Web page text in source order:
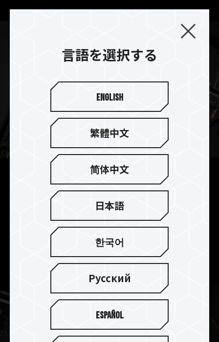
ノートパソコンの容量アップ
グラフェンヒートシンクの厚さは1mm以下となる
ので、他のパーツとの干渉を心配する必要はあり
ません。Z44Aシリーズはノートパソコンの容量ア
ップにも最適な製品です。
言語を選択する
English
繁體中文
简体中文
日本語
한국어
Русский
Español